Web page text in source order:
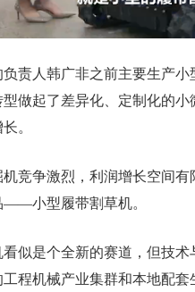
人韩广非之前主要生产小
做起了差异化、定制化的
。
争激烈，利润增长空间有
——小型履带割草机。
是个全新的赛道，但技术
程机械产业集群和本地配